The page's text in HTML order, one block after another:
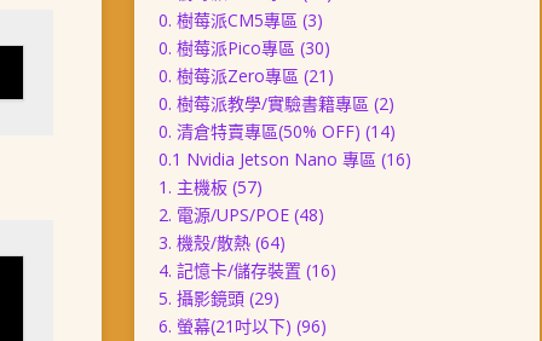
0. 樹莓派CM5專區 (3)
0. 樹莓派Pico專區 (30)
0. 樹莓派Zero專區 (21)
0. 樹莓派教學/實驗書籍專區 (2)
0. 清倉特賣專區(50% OFF) (14)
0.1 Nvidia Jetson Nano 專區 (16)
1. 主機板 (57)
2. 電源/UPS/POE (48)
3. 機殼/散熱 (64)
4. 記憶卡/儲存裝置 (16)
5. 攝影鏡頭 (29)
6. 螢幕(21吋以下) (96)